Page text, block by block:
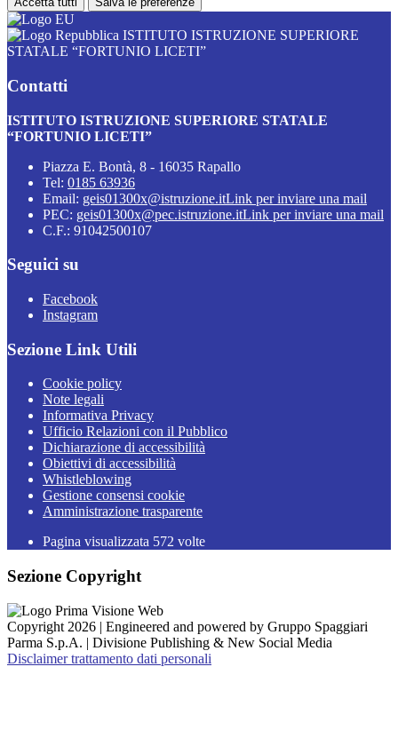
ISTITUTO ISTRUZIONE SUPERIORE
STATALE “FORTUNIO LICETI”
Contatti
ISTITUTO ISTRUZIONE SUPERIORE STATALE
“FORTUNIO LICETI”
Piazza E. Bontà, 8 - 16035 Rapallo
Tel: 0185 63936
Email: geis01300x@istruzione.itLink per inviare una mail
PEC: geis01300x@pec.istruzione.itLink per inviare una mail
C.F.: 91042500107
Seguici su
Facebook
Instagram
Sezione Link Utili
Cookie policy
Note legali
Informativa Privacy
Ufficio Relazioni con il Pubblico
Dichiarazione di accessibilità
Obiettivi di accessibilità
Whistleblowing
Gestione consensi cookie
Amministrazione trasparente
Pagina visualizzata 572 volte
Sezione Copyright
Copyright 2026 | Engineered and powered by Gruppo Spaggiari
Parma S.p.A. | Divisione Publishing & New Social Media
Disclaimer trattamento dati personali